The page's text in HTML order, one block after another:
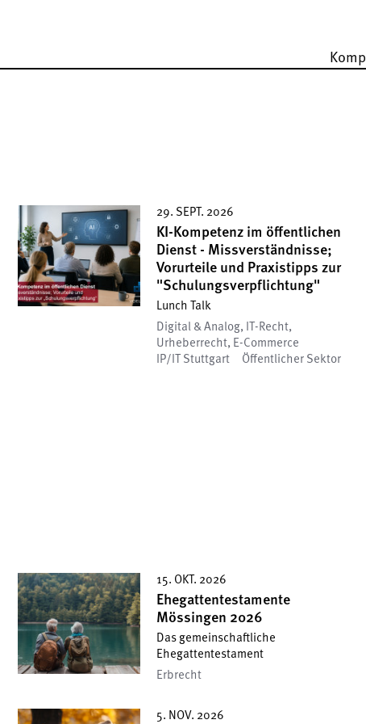
29. SEPT. 2026
KI-Kompetenz im öffentlichen
Dienst - Missverständnisse;
Vorurteile und Praxistipps zur
"Schulungsverpflichtung"
Lunch Talk
Digital & Analog, IT-Recht,
Urheberrecht, E-Commerce
IP/IT Stuttgart
Öffentlicher Sektor
15. OKT. 2026
Ehegattentestamente
Mössingen 2026
Das gemeinschaftliche
Ehegattentestament
Erbrecht
5. NOV. 2026